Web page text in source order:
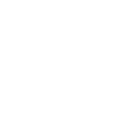
per sapere come